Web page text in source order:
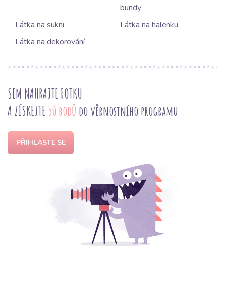
bundy
Látka na sukni
Látka na halenku
Látka na dekorování
SEM NAHRAJTE FOTKU
A ZÍSKEJTE 50 bodů do věrnostního programu
PŘIHLASTE SE